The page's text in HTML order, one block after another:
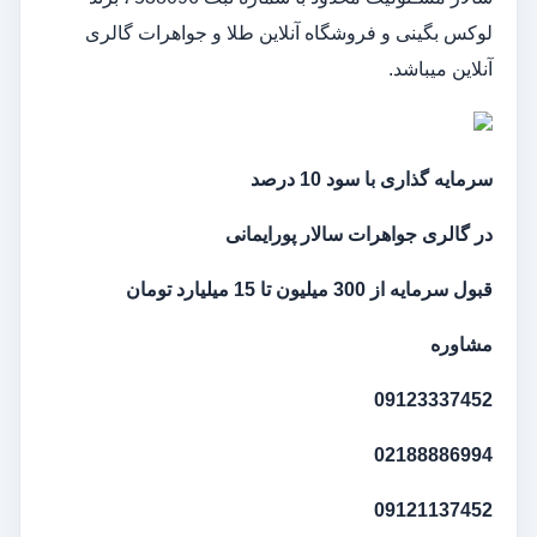
لوکس بگینی و فروشگاه آنلاین طلا و جواهرات گالری
آنلاین میباشد.
سرمایه گذاری با سود 10 درصد
در گالری جواهرات سالار پورایمانی
قبول سرمایه از 300 میلیون تا 15 میلیارد تومان
مشاوره
09123337452
02188886994
09121137452